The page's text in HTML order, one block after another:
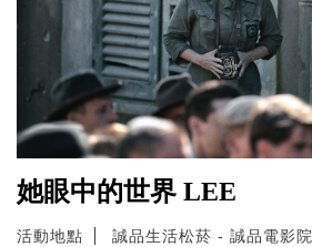
她眼中的世界 LEE
活動地點
誠品生活松菸 - 誠品電影院